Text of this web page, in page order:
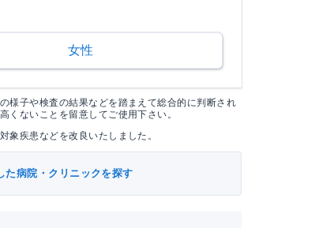
女性
様子や検査の結果などを踏まえて総合的に判断され
くないことを留意してご使用下さい。
象疾患などを改良いたしました。
た病院・クリニックを探す